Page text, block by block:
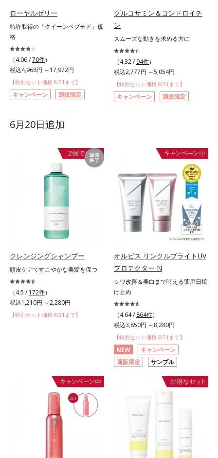
ローヤルゼリー
特許取得の「クイーンペプチド」規
格
（4.06 /70件）
税込4,968円 ～17,972円
【特別セット価格 8/31まで】
キャンペーン 通販限定
グルコサミン＆コンドロイチ
ン
スムーズな動きを求める方に
（4.32 / 94件）
税込2,777円 ～5,054円
【特別セット価格 8/31まで】
キャンペーン 通販限定
6月20日追加
販売
終了
クレンジングシャンプー
頭皮ケアですこやかな美髪を保つ
（4.5 / 172件）
税込1,210円 ～2,280円
【特別セット価格 8/31まで】
オルビス リンクルブライトUV
プロテクター N
シワ改善＆美白まで叶える薬用日焼
け止め
（4.64 / 864件）
税込3,850円 ～8,280円
【特別セット価格 8/31まで】
NEW
キャンペーン
通販限定
サンプル